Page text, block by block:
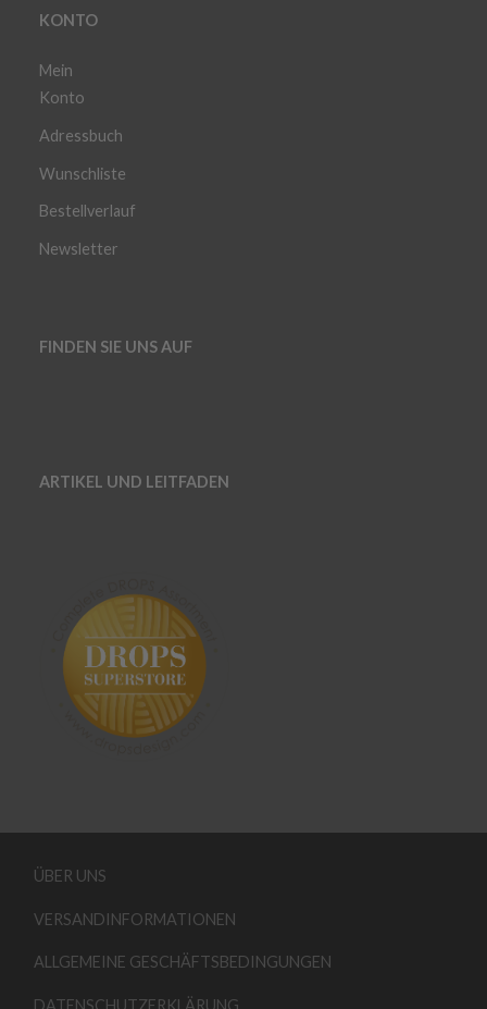
KONTO
Mein
Konto
Adressbuch
Wunschliste
Bestellverlauf
Newsletter
FINDEN SIE UNS AUF
ARTIKEL UND LEITFADEN
ÜBER UNS
VERSANDINFORMATIONEN
ALLGEMEINE GESCHÄFTSBEDINGUNGEN
DATENSCHUTZERKLÄRUNG